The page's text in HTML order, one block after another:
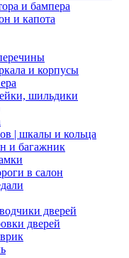
и бампера
и капота
и корпусы
шильдики
| шкалы и кольца
и багажник
в салон
дверей
дверей